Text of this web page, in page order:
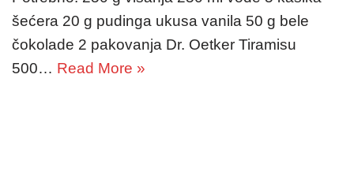
šećera 20 g pudinga ukusa vanila 50 g bele
čokolade 2 pakovanja Dr. Oetker Tiramisu
500… Read More »